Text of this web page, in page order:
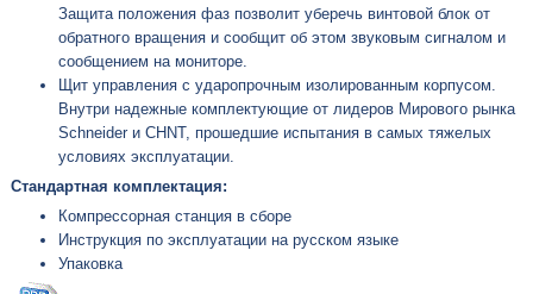
Защита положения фаз позволит уберечь винтовой блок от
обратного вращения и сообщит об этом звуковым сигналом и
сообщением на мониторе.
Щит управления с ударопрочным изолированным корпусом.
Внутри надежные комплектующие от лидеров Мирового рынка
Schneider и СHNT, прошедшие испытания в самых тяжелых
условиях эксплуатации.
Стандартная комплектация:
Компрессорная станция в сборе
Инструкция по эксплуатации на русском языке
Упаковка